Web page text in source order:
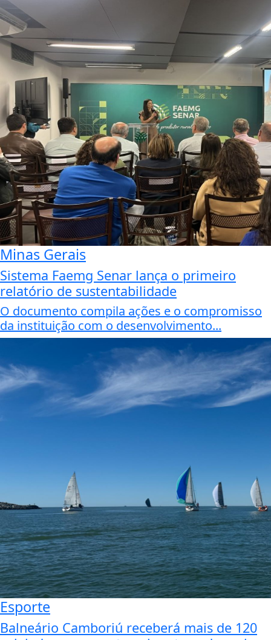
Minas Gerais
Sistema Faemg Senar lança o primeiro
relatório de sustentabilidade
O documento compila ações e o compromisso
da instituição com o desenvolvimento...
Esporte
Balneário Camboriú receberá mais de 120